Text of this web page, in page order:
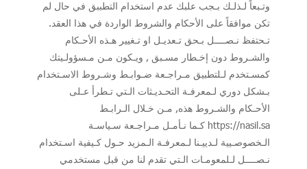
وتـبعاً لـذلـك بـجب علبك عدم استخدام التطببق في حال لم
تكن موافقاً على الأحكام والشروط الواردة في هذا العقد.
تـحتفظ نـصــــل بـحق تـعديـل او تـغيير هـذه الأحـكام
والشـروط دون إخـطار مسـبق , ويـكون مـن مـسؤولـيتك
كمسـتخدم لـلتطبيق مـراجـعة ضـوابـط وشـروط الاسـتخدام
بـشكل دوري لـمعرفـة التحـديـثات الـتي تـطرأ عـلى
الأحـكام والشـروط هذه, مـن خـلال الـرابـط
https://nasil.sa كـما نـأمـل مـراجـعة سـياسـة
الـخصوصـیية لـدیيـنا لـمعرفـة الـمزيد حـول كـيفية اسـتخدام
نـصــــل لـلمعومـات الـتي تقدم لنا من قبل مستخدمي